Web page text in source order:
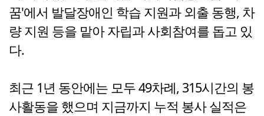
꿈'에서 발달장애인 학습 지원과 외출 동행, 차
량 지원 등을 맡아 자립과 사회참여를 돕고 있
다.
최근 1년 동안에는 모두 49차례, 315시간의 봉
사활동을 했으며 지금까지 누적 봉사 실적은